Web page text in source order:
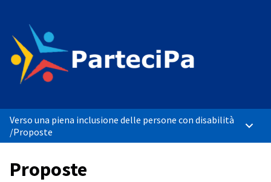
Verso una piena inclusione delle persone con disabilità
/Proposte
Proposte